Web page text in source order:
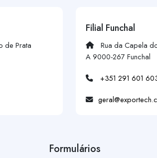
de Prata
Filial Funchal
Rua da Capela
A 9000-267 Funchal
+351 291 601
Formulários